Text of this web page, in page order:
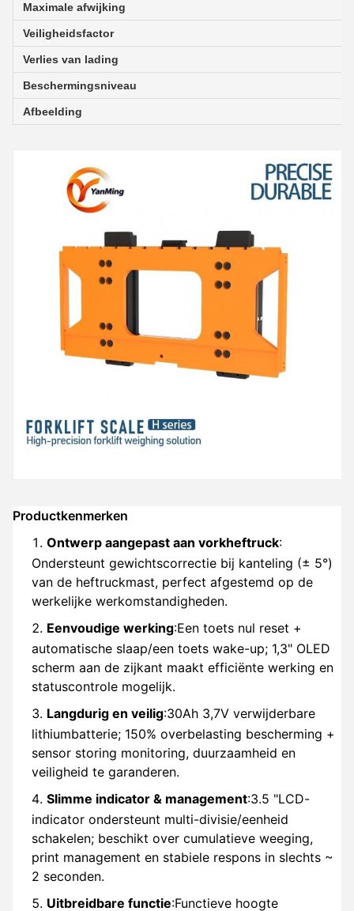
Maximale afwijking
Veiligheidsfactor
Verlies van lading
Beschermingsniveau
Afbeelding
Productkenmerken
Ontwerp aangepast aan vorkheftruck:
Ondersteunt gewichtscorrectie bij kanteling (± 5°)
van de heftruckmast, perfect afgestemd op de
werkelijke werkomstandigheden.
Eenvoudige werking:Een toets nul reset +
automatische slaap/een toets wake-up; 1,3" OLED
scherm aan de zijkant maakt efficiënte werking en
statuscontrole mogelijk.
Langdurig en veilig:30Ah 3,7V verwijderbare
lithiumbatterie; 150% overbelasting bescherming +
sensor storing monitoring, duurzaamheid en
veiligheid te garanderen.
Slimme indicator & management:3.5 "LCD-
indicator ondersteunt multi-divisie/eenheid
schakelen; beschikt over cumulatieve weeging,
print management en stabiele respons in slechts ~
2 seconden.
Uitbreidbare functie:Functieve hoogte